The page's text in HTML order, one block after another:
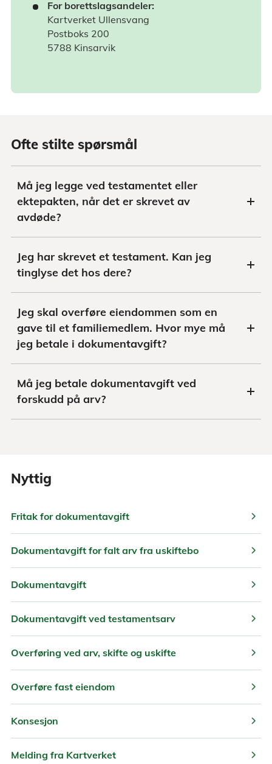
For borettslagsandeler:
Kartverket Ullensvang
Postboks 200
5788 Kinsarvik
Ofte stilte spørsmål
Må jeg legge ved testamentet eller
ektepakten, når det er skrevet av
avdøde?
Jeg har skrevet et testament. Kan jeg
tinglyse det hos dere?
Jeg skal overføre eiendommen som en
gave til et familiemedlem. Hvor mye må
jeg betale i dokumentavgift?
Må jeg betale dokumentavgift ved
forskudd på arv?
Nyttig
Fritak for dokumentavgift chevron_right
Dokumentavgift for falt arv fra uskiftebo chevron_right
Dokumentavgift chevron_right
Dokumentavgift ved testamentsarv chevron_right
Overføring ved arv, skifte og uskifte chevron_right
Overføre fast eiendom chevron_right
Konsesjon chevron_right
Melding fra Kartverket chevron_right